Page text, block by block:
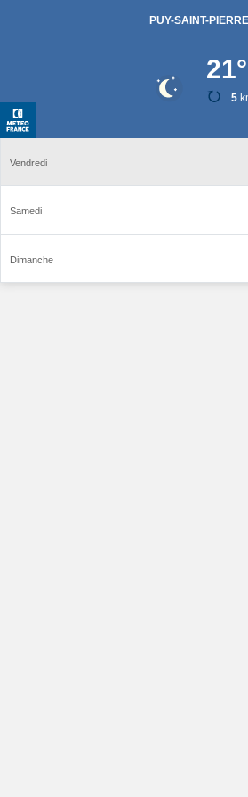
PUY-SAINT-PIERRE
21
5
Vendredi
Samedi
Dimanche